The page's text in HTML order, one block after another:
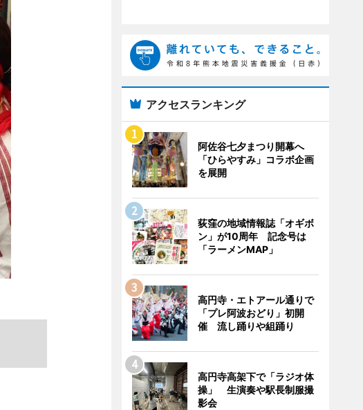
アクセスランキング
阿佐谷七夕まつり開幕へ
「ひらやすみ」コラボ企画
を展開
荻窪の地域情報誌「オギボ
ン」が10周年 記念号は
「ラーメンMAP」
高円寺・エトアール通りで
「プレ阿波おどり」初開
催 流し踊りや組踊り
高円寺高架下で「ラジオ体
操」 生演奏や駅長制服撮
影会